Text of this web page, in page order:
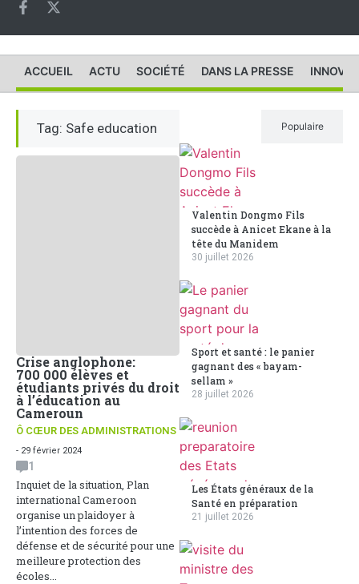
ACCUEIL ACTU SOCIÉTÉ DANS LA PRESSE
Tag: Safe education
Crise anglophone:
700 000 élèves et
étudiants privés du droit
à l’éducation au
Cameroun
Ô CŒUR DES ADMINISTRATIONS
- 29 février 2024
1
Inquiet de la situation, Plan
international Cameroon
organise un plaidoyer à
l’intention des forces de
défense et de sécurité pour une
meilleure protection des
écoles...
Populaire
Valentin Dongmo Fils
succède à Anicet Ekane à la
tête du Manidem
30 juillet 2026
Sport et santé : le panier
gagnant des « bayam-
sellam »
28 juillet 2026
Les États généraux de la
Santé en préparation
21 juillet 2026